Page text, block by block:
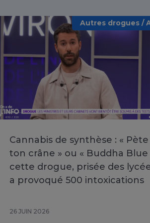
Autres drogues /
Cannabis de synthèse : « Pète
ton crâne » ou « Buddha Blue
cette drogue, prisée des
a provoqué 500 intoxications
26 JUIN 2026